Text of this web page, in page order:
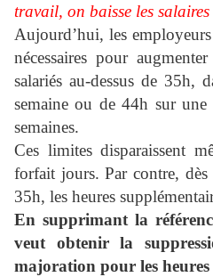
travail, on baisse les salaires
Aujourd’hui, les
nécessaires pour
salariés au-dessus de 35h,
semaine ou de 44h sur
semaines.
Ces limites disparaissent
forfait jours. Par contre, dès
35h, les heures
En supprimant la
veut obtenir la
majoration pour les heures